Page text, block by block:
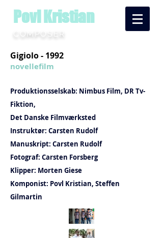
Povl Kristian
COMPOSER
Gigiolo - 1992
novellefilm
Produktionsselskab: Nimbus Film, DR Tv-
Fiktion,
Det Danske Filmværksted
Instruktør: Carsten Rudolf
Manuskript: Carsten Rudolf
Fotograf: Carsten Forsberg
Klipper: Morten Giese
Komponist: Povl Kristian, Steffen
Gilmartin